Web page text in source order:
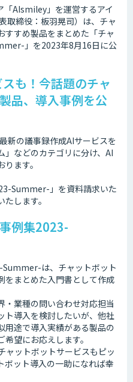
「AIsmiley」を運営するアイ
取締役：板羽晃司）は、チャ
すすめ製品をまとめた「チャ
」を2023年8月16日に公
も！今話題のチャ
品、導入事例を公
新の議事録作成AIサービスを
」などのカテゴリに分け、AI
ます。
Summer-」を資料請求いた
します。
例集2023-
は、チャットボット
をまとめた入門書として作成
・業種の問い合わせ対応担当
ト導入を検討したいが、他社
用途で導入実績がある製品の
望にお応えします。
ットボットサービスもピッ
ボット導入の一助になれば幸